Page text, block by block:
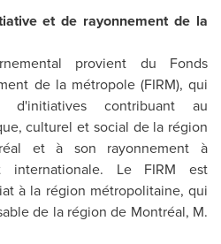
et de rayonnement de la
provient du Fonds
de la métropole (FIRM), qui
contribuant au
culturel et social de la région
et à son rayonnement à
internationale. Le FIRM est
à la région métropolitaine, qui
de la région de Montréal, M.